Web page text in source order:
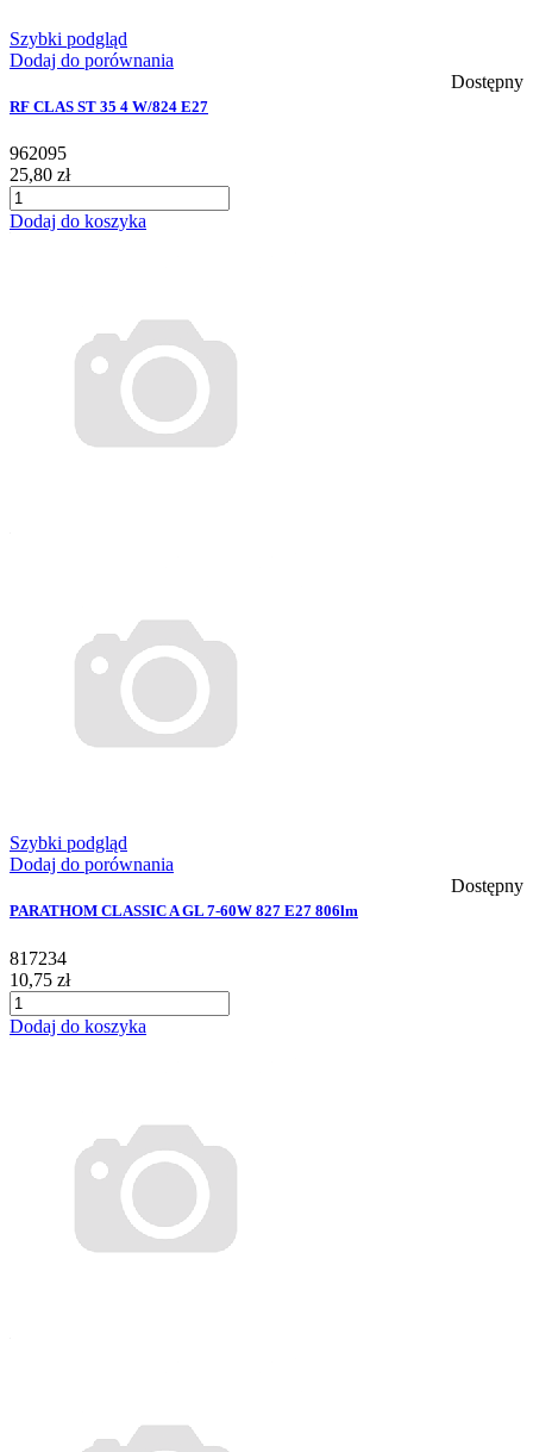
Szybki podgląd
Dodaj do porównania
Dostępny
RF CLAS ST 35 4 W/824 E27
962095
25,80 zł
Dodaj do koszyka
Szybki podgląd
Dodaj do porównania
Dostępny
PARATHOM CLASSIC A GL 7-60W 827 E27 806lm
817234
10,75 zł
Dodaj do koszyka